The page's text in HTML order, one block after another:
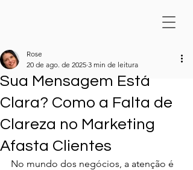
Sua Mensagem Está
Clara? Como a Falta de
Clareza no Marketing
Afasta Clientes
Rose
20 de ago. de 2025 3 min de leitura
No mundo dos negócios, a atenção é